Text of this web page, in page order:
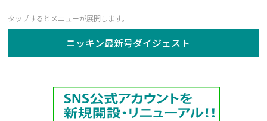
ニッキン最新号ダイジェスト